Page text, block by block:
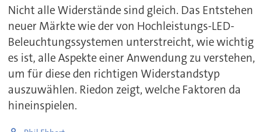
Nicht alle Widerstände sind gleich. Das Entstehen
neuer Märkte wie der von Hochleistungs-LED-
Beleuchtungssystemen unterstreicht, wie wichtig
es ist, alle Aspekte einer Anwendung zu verstehen,
um für diese den richtigen Widerstandstyp
auszuwählen. Riedon zeigt, welche Faktoren da
hineinspielen.